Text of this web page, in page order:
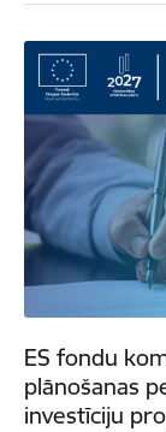
ES fondu
plānošanas
investīciju